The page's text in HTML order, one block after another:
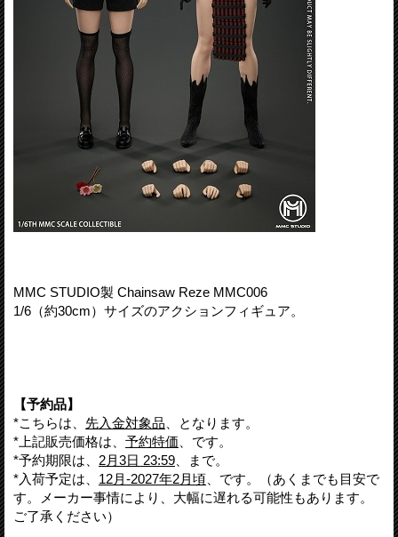
MMC STUDIO製 Chainsaw Reze MMC006
1/6（約30cm）サイズのアクションフィギュア。
【予約品】
*こちらは、 先入金対象品 、となります。
*上記販売価格は、 予約特価 、です。
*予約期限は、 2月3日 23:59 、まで。
*入荷予定は、 12月-2027年2月頃 、です。（あくまでも目安で
す。メーカー事情により、大幅に遅れる可能性もあります。
ご了承ください）